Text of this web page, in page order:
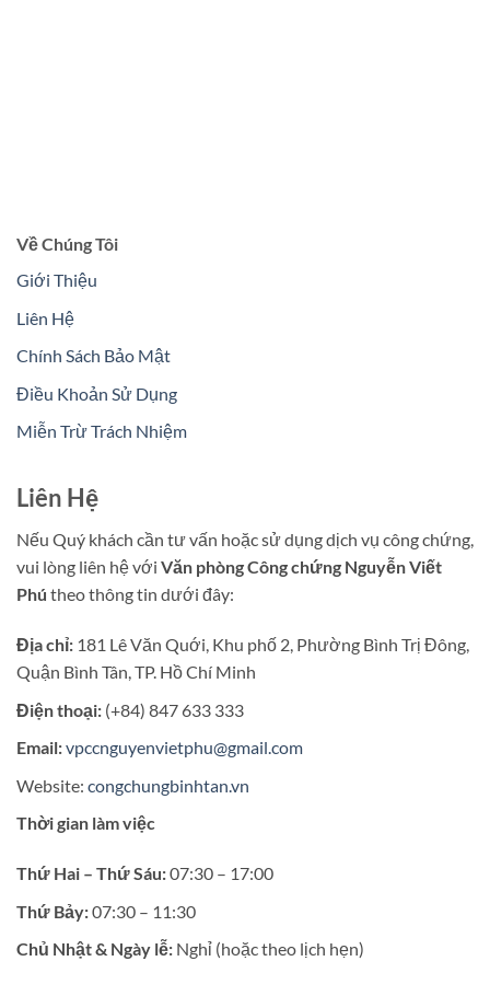
Về Chúng Tôi
Giới Thiệu
Liên Hệ
Chính Sách Bảo Mật
Điều Khoản Sử Dụng
Miễn Trừ Trách Nhiệm
Liên Hệ
Nếu Quý khách cần tư vấn hoặc sử dụng dịch vụ công chứng,
vui lòng liên hệ với Văn phòng Công chứng Nguyễn Viết
Phú theo thông tin dưới đây:
Địa chỉ: 181 Lê Văn Quới, Khu phố 2, Phường Bình Trị Đông,
Quận Bình Tân, TP. Hồ Chí Minh
Điện thoại: (+84) 847 633 333
Email:vpccnguyenvietphu@gmail.com
Website: congchungbinhtan.vn
Thời gian làm việc
Thứ Hai – Thứ Sáu:07:30 – 17:00
Thứ Bảy:07:30 – 11:30
Chủ Nhật & Ngày lễ: Nghỉ (hoặc theo lịch hẹn)